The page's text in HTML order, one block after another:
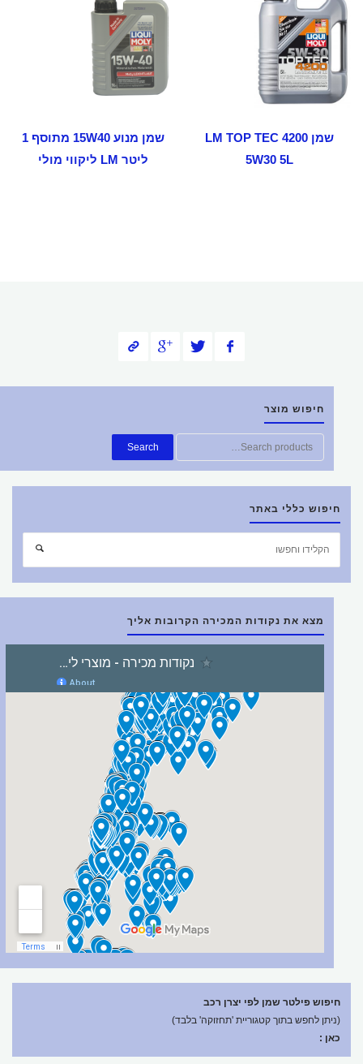
שמן LM TOP TEC 4200
5W30 5L
שמן מנוע 15W40 מתוסף 1
ליטר LM ליקווי מולי
חיפוש מוצר
חפש
את:
Search
חיפוש כללי באתר
חיפוש
מצא את נקודות המכירה הקרובות אליך
חיפוש פילטר שמן לפי יצרן רכב
(ניתן לחפש בתוך קטגוריית 'תחזוקה' בלבד)
כאן :